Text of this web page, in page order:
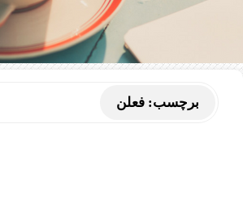
برچسب: فعلن